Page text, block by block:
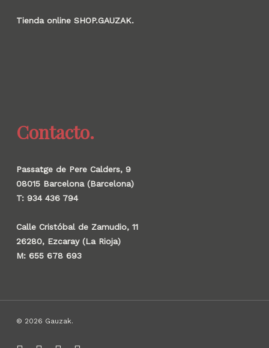
Tienda online SHOP.GAUZAK.
Contacto.
Passatge de Pere Calders, 9
08015 Barcelona (Barcelona)
T: 934 436 794
Calle Cristóbal de Zamudio, 11
26280, Ezcaray (La Rioja)
M: 655 678 693
© 2026 Gauzak.